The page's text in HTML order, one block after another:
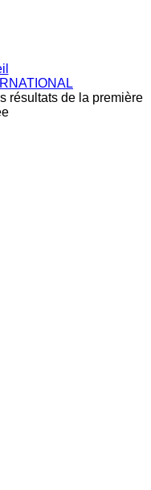
résultats de la première